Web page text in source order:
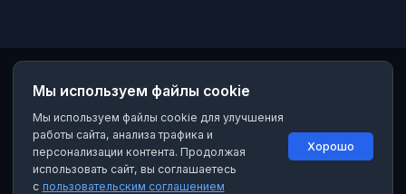
Мы используем файлы cookie
Мы используем файлы cookie для улучшения
работы сайта, анализа трафика и
персонализации контента. Продолжая
использовать сайт, вы соглашаетесь
с пользовательским соглашением
Хорошо